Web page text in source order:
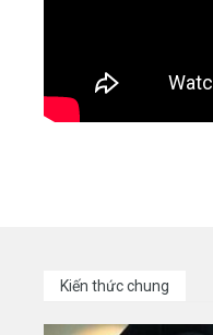
Kiến thức chung